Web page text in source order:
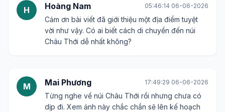
H Hoàng Nam 05:46:14 06-06-2026
Cảm ơn bài viết đã giới thiệu một địa điểm tuyệt
vời như vậy. Có ai biết cách di chuyển đến núi
Châu Thới dễ nhất không?
M Mai Phương 17:49:29 06-06-2026
Từng nghe về núi Châu Thới rồi nhưng chưa có
dịp đi. Xem ảnh này chắc chắn sẽ lên kế hoạch